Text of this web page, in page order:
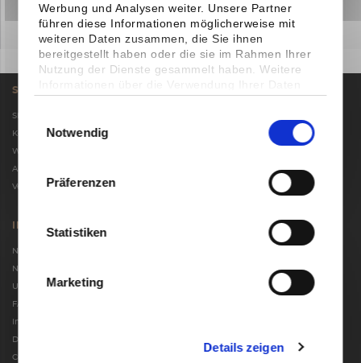
Werbung und Analysen weiter. Unsere Partner
führen diese Informationen möglicherweise mit
weiteren Daten zusammen, die Sie ihnen
bereitgestellt haben oder die sie im Rahmen Ihrer
Nutzung der Dienste gesammelt haben. Weitere
finden Sie in unsererDatenschutzerklärung. Sie
unterEinstellungen widerrufen oder anpassen.
Notwendig
Präferenzen
Statistiken
Marketing
Details zeigen
SHOP SERVICE
Shop
Kontakt
Widerrufsbelehrung
Allgemeine Geschäftsbedingungen
Versand und Zahlungsbedingungen
Newsletter
Nutzungsbedingungen
Unternehmen
FAQ
Impressum
Datenschutzerklärung
Cookie-Einstellungen